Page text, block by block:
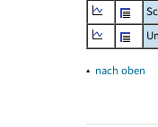
▴ nach oben